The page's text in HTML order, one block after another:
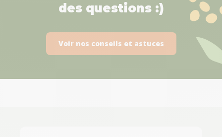
des questions :)
Voir nos conseils et astuces